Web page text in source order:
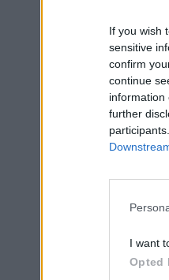
If you wish
sensitive
confirm
continue
information
further
I want
Opted